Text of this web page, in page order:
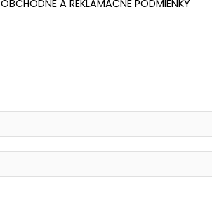
OBCHODNÉ A REKLAMAČNÉ PODMIENKY